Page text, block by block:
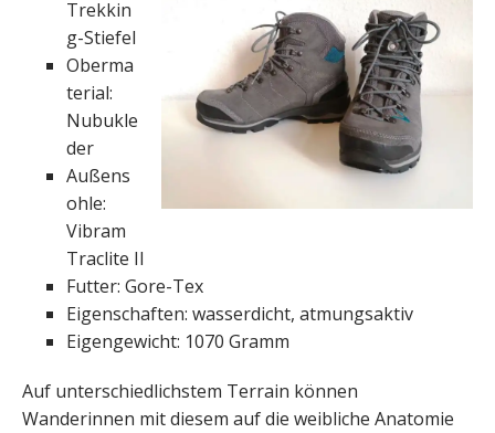
Trekkin
g-Stiefel
Oberma
terial:
Nubukle
der
Außens
ohle:
Vibram
Traclite II
Futter: Gore-Tex
Eigenschaften: wasserdicht, atmungsaktiv
Eigengewicht: 1070 Gramm
Auf unterschiedlichstem Terrain können
Wanderinnen mit diesem auf die weibliche Anatomie